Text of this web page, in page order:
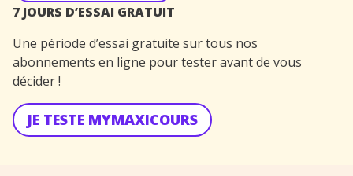
7 JOURS D’ESSAI GRATUIT
Une période d’essai gratuite sur tous nos
abonnements en ligne pour tester avant de vous
décider !
JE TESTE MYMAXICOURS